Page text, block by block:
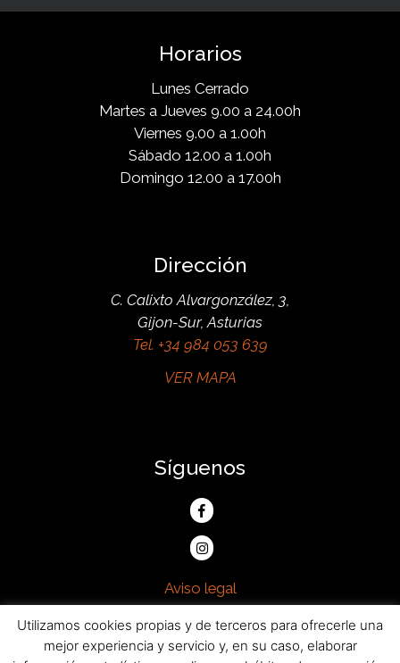
Horarios
Lunes Cerrado
Martes a Jueves 9.00 a 24.00h
Viernes 9.00 a 1.00h
Sábado 12.00 a 1.00h
Domingo 12.00 a 17.00h
Dirección
C. Calixto Alvargonzález, 3,
Gijon-Sur, Asturias
Tel. +34 984 053 639
VER MAPA
Síguenos
Facebook
Bovino
Instagram
Aviso legal
Política de privacidad
Política de cookies
Utilizamos cookies propias y de terceros para ofrecerle una
mejor experiencia y servicio y, en su caso, elaborar